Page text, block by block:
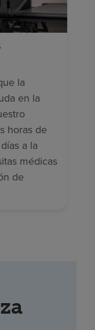
la
en la
horas de
a la
médicas
de